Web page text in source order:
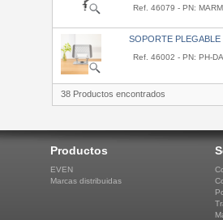
Ref. 46079 - PN:
SOPORTE PLEGABLE
Ref. 46002 - PN: PH-
38 Productos encontrados
Productos
EVEN
Marcas distribuidas